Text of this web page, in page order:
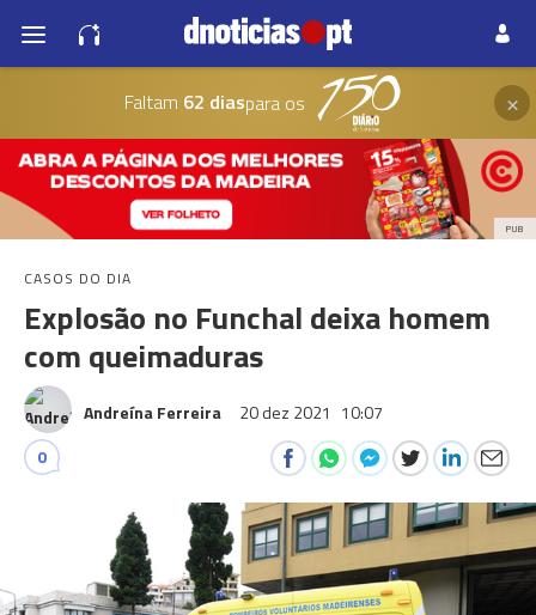
Faltam 62 diaspara os ×
PUB
CASOS DO DIA
Explosão no Funchal deixa homem
com queimaduras
Andreína Ferreira 20 dez 2021 10:07
0